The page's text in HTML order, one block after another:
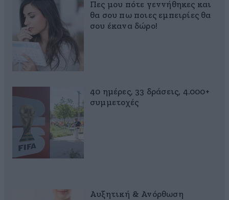
Πες μου πότε γεννήθηκες και
θα σου πω ποιες εμπειρίες θα
σου έκανα δώρο!
40 ημέρες, 33 δράσεις, 4.000+
συμμετοχές
Αυξητική & Ανόρθωση